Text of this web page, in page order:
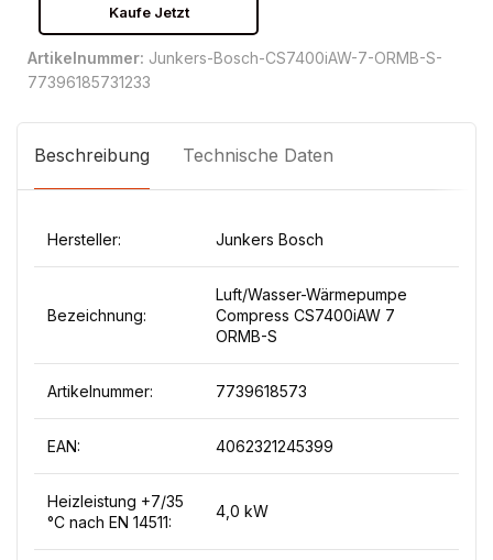
Kaufe Jetzt
Artikelnummer: Junkers-Bosch-CS7400iAW-7-ORMB-S-
77396185731233
Beschreibung Technische Daten
Hersteller: Junkers Bosch
Bezeichnung:
Luft/Wasser-Wärmepumpe
Compress CS7400iAW 7
ORMB-S
Artikelnummer: 7739618573
EAN: 4062321245399
Heizleistung +7/35
°C nach EN 14511:
4,0 kW